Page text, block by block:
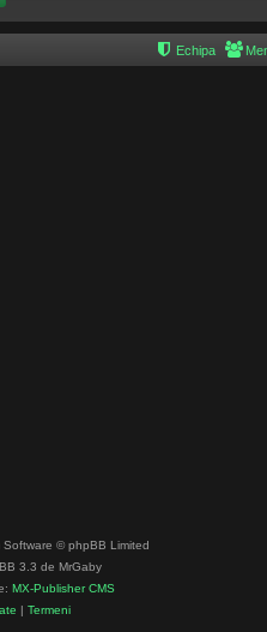
Echipa
Software © phpBB Limited
3.3 de MrGaby
MX-Publisher CMS
| Termeni